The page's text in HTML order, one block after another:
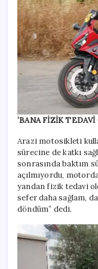
‘BANA FİZİK TEDAVİ
Arazi motosikleti
sürecine de katkı
sonrasında baktım
açılmıyordu,
yandan fizik tedavi
sefer daha sağlam,
döndüm” dedi.